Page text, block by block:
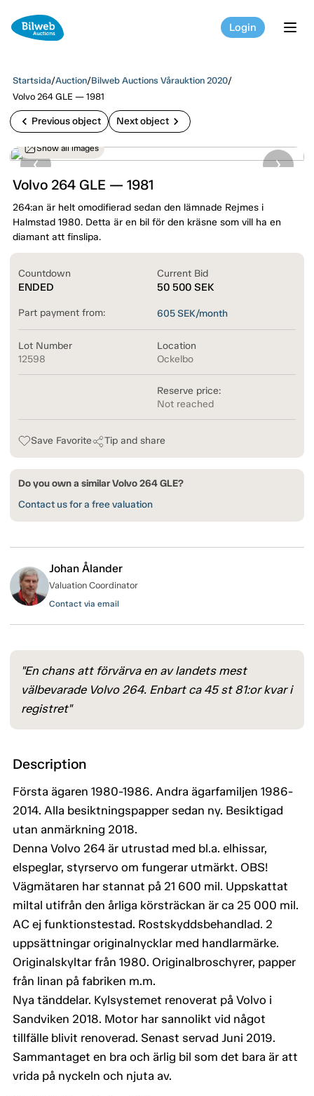
Login
Startsida/Auction/Bilweb Auctions Vårauktion 2020/
Volvo 264 GLE — 1981
chevron_left Previous object Next object chevron_right
Show all images
Volvo 264 GLE — 1981
264:an är helt omodifierad sedan den lämnade Rejmes i
Halmstad 1980. Detta är en bil för den kräsne som vill ha en
diamant att finslipa.
Countdown
ENDED
Current Bid
50 500 SEK
Part payment from: 605SEK/month
Lot Number
12598
Location
Ockelbo
Reserve price:
Not reached
Save Favorite Tip and share
Do you own a similar Volvo 264 GLE?
Contact us for a free valuation
Johan Ålander
Valuation Coordinator
Contact via email
"En chans att förvärva en av landets mest
välbevarade Volvo 264. Enbart ca 45 st 81:or kvar i
registret"
Description
Första ägaren 1980-1986. Andra ägarfamiljen 1986-
2014. Alla besiktningspapper sedan ny. Besiktigad
utan anmärkning 2018.
Denna Volvo 264 är utrustad med bl.a. elhissar,
elspeglar, styrservo om fungerar utmärkt. OBS!
Vägmätaren har stannat på 21 600 mil. Uppskattat
miltal utifrån den årliga körsträckan är ca 25 000 mil.
AC ej funktionstestad. Rostskyddsbehandlad. 2
uppsättningar originalnycklar med handlarmärke.
Originalskyltar från 1980. Originalbroschyrer, papper
från linan på fabriken m.m.
Nya tänddelar. Kylsystemet renoverat på Volvo i
Sandviken 2018. Motor har sannolikt vid något
tillfälle blivit renoverad. Senast servad Juni 2019.
Sammantaget en bra och ärlig bil som det bara är att
vrida på nyckeln och njuta av.